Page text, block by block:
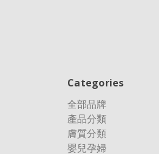
Categories
全部品牌
產品分類
膚質分類
嬰兒孕婦